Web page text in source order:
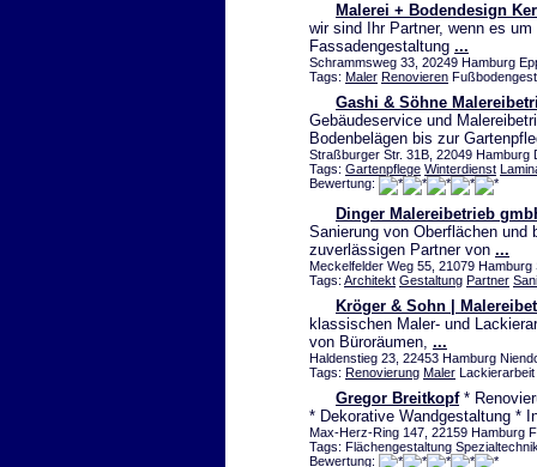
Malerei + Bodendesign
wir sind Ihr Partner, wenn es
Fassadengestaltung ...
Schrammsweg 33, 20249 Hamburg
Tags: Maler Renovieren
Gashi & Söhne
Gebäudeservice und
Bodenbelägen bis zur
Straßburger Str. 31B, 22049 Hamburg
Tags: Gartenpflege Winterdienst
Bewertung:
Dinger Malereibetrieb
Sanierung von Oberflächen
zuverlässigen Partner von ...
Meckelfelder Weg 55, 21079
Tags: Architekt Gestaltung Partner
Kröger & Sohn |
klassischen Maler- und
von Büroräumen, ...
Haldenstieg 23, 22453 Hamburg
Tags: Renovierung Maler
Gregor Breitkopf*
* Dekorative Wandgestaltung *
Max-Herz-Ring 147, 22159 Hamburg
Tags: Flächengestaltung
Bewertung: